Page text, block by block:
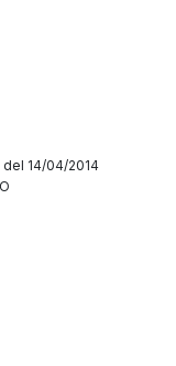
14/04/2014